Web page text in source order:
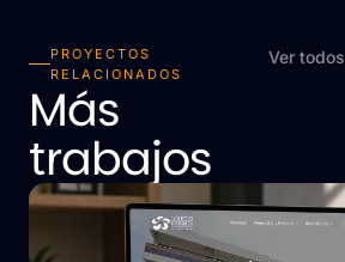
PROYECTOS
RELACIONADOS
Más
trabajos
Ver